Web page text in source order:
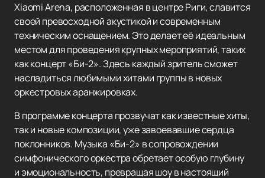
Xiaomi Arena, расположенная в центре Риги, славится
своей превосходной акустикой и современным
техническим оснащением. Это делает её идеальным
местом для проведения крупных мероприятий, таких
как концерт «Би-2». Здесь каждый зритель сможет
насладиться любимыми хитами группы в новых
оркестровых аранжировках.
В программе концерта прозвучат как известные хиты,
так и новые композиции, уже завоевавшие сердца
поклонников. Музыка «Би-2» в сопровождении
симфонического оркестра обретает особую глубину
и эмоциональность, превращая шоу в настоящий